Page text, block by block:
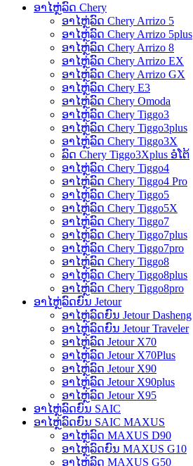
ອາໄຫຼ່ລົດ Chery
ອາໄຫຼ່ລົດ Chery Arrizo 5
ອາໄຫຼ່ລົດ Chery Arrizo 5plus
ອາໄຫຼ່ລົດ Chery Arrizo 8
ອາໄຫຼ່ລົດ Chery Arrizo EX
ອາໄຫຼ່ລົດ Chery Arrizo GX
ອາໄຫຼ່ລົດ Chery E3
ອາໄຫຼ່ລົດ Chery Omoda
ອາໄຫຼ່ລົດ Chery Tiggo3
ອາໄຫຼ່ລົດ Chery Tiggo3plus
ອາໄຫຼ່ລົດ Chery Tiggo3X
ລົດ Chery Tiggo3Xplus ອໍໂຕ້
ອາໄຫຼ່ລົດ Chery Tiggo4
ອາໄຫຼ່ລົດ Chery Tiggo4 Pro
ອາໄຫຼ່ລົດ Chery Tiggo5
ອາໄຫຼ່ລົດ Chery Tiggo5X
ອາໄຫຼ່ລົດ Chery Tiggo7
ອາໄຫຼ່ລົດ Chery Tiggo7plus
ອາໄຫຼ່ລົດ Chery Tiggo7pro
ອາໄຫຼ່ລົດ Chery Tiggo8
ອາໄຫຼ່ລົດ Chery Tiggo8plus
ອາໄຫຼ່ລົດ Chery Tiggo8pro
ອາໄຫຼ່ລົດຍົນ Jetour
ອາໄຫຼ່ລົດຍົນ Jetour Dasheng
ອາໄຫຼ່ລົດຍົນ Jetour Traveler
ອາໄຫຼ່ລົດ Jetour X70
ອາໄຫຼ່ລົດ Jetour X70Plus
ອາໄຫຼ່ລົດ Jetour X90
ອາໄຫຼ່ລົດ Jetour X90plus
ອາໄຫຼ່ລົດ Jetour X95
ອາໄຫຼ່ລົດຍົນ SAIC
ອາໄຫຼ່ລົດຍົນ SAIC MAXUS
ອາໄຫຼ່ລົດ MAXUS D90
ອາໄຫຼ່ລົດຍົນ MAXUS G10
ອາໄຫຼ່ລົດ MAXUS G50